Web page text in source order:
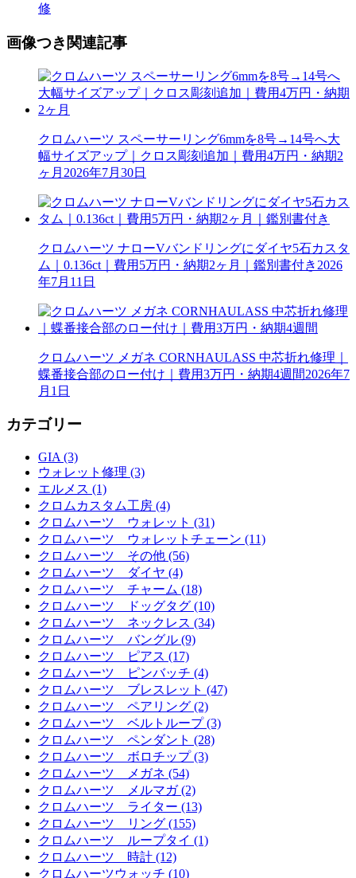
修
画像つき関連記事
クロムハーツ スペーサーリング6mmを8号→14号へ大
幅サイズアップ｜クロス彫刻追加｜費用4万円・納期2
ヶ月 2026年7月30日
クロムハーツ ナローVバンドリングにダイヤ5石カスタ
ム｜0.136ct｜費用5万円・納期2ヶ月｜鑑別書付き 2026
年7月11日
クロムハーツ メガネ CORNHAULASS 中芯折れ修理｜
蝶番接合部のロー付け｜費用3万円・納期4週間2026年7
月1日
カテゴリー
GIA (3)
ウォレット修理 (3)
エルメス (1)
クロムカスタム工房 (4)
クロムハーツ ウォレット (31)
クロムハーツ ウォレットチェーン (11)
クロムハーツ その他 (56)
クロムハーツ ダイヤ (4)
クロムハーツ チャーム (18)
クロムハーツ ドッグタグ (10)
クロムハーツ ネックレス (34)
クロムハーツ バングル (9)
クロムハーツ ピアス (17)
クロムハーツ ピンバッチ (4)
クロムハーツ ブレスレット (47)
クロムハーツ ペアリング (2)
クロムハーツ ベルトループ (3)
クロムハーツ ペンダント (28)
クロムハーツ ボロチップ (3)
クロムハーツ メガネ (54)
クロムハーツ メルマガ (2)
クロムハーツ ライター (13)
クロムハーツ リング (155)
クロムハーツ ループタイ (1)
クロムハーツ 時計 (12)
クロムハーツウォッチ (10)